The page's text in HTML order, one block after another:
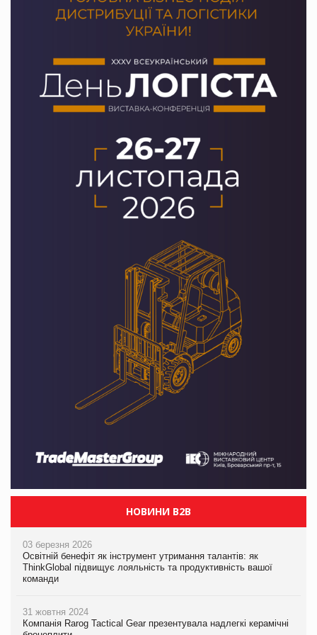
НОВИНИ B2B
03 березня 2026
Освітній бенефіт як інструмент утримання талантів: як
ThinkGlobal підвищує лояльність та продуктивність вашої
команди
31 жовтня 2024
Компанія Rarog Tactical Gear презентувала надлегкі керамічні